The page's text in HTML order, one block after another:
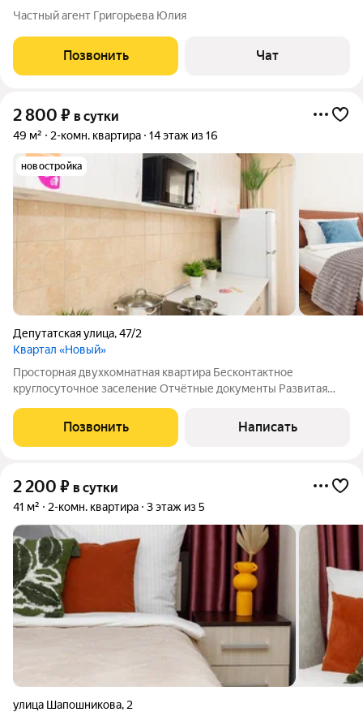
расположен в районе с развитой инфраструктурой: торговые и
бизнес центры ,продуктовые магазины ,а также рестораны,
кафе, банкоматы, аптеки.Рядом
Частный агент Григорьева Юлия
Позвонить Чат
2 800 ₽ в сутки
49 м² 2-комн. квартира 14 этаж из 16
новостройка
Депутатская улица,47/2
Квартал «Новый»
Просторная двухкомнатная квартира Бесконтактное
круглосуточное заселение Отчётные документы Развитая
Иркутcке с ceтью квapтиp аренды «9 Ночей»! Уютная
двухкомнатная квартира на Депутатской,
Позвонить Написать
2 200 ₽ в сутки
41 м² 2-комн. квартира 3 этаж из 5
улица Шапошникова, 2